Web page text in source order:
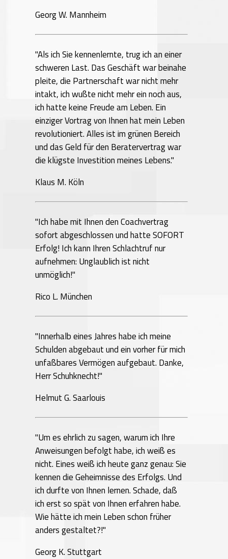
Georg W. Mannheim
"Als ich Sie kennenlernte, trug ich an einer
schweren Last. Das Geschäft war beinahe
pleite, die Partnerschaft war nicht mehr
intakt, ich wußte nicht mehr ein noch aus,
ich hatte keine Freude am Leben. Ein
einziger Vortrag von Ihnen hat mein Leben
revolutioniert. Alles ist im grünen Bereich
und das Geld für den Beratervertrag war
die klügste Investition meines Lebens."
Klaus M. Köln
"Ich habe mit Ihnen den Coachvertrag
sofort abgeschlossen und hatte SOFORT
Erfolg! Ich kann Ihren Schlachtruf nur
aufnehmen: Unglaublich ist nicht
unmöglich!"
Rico L. München
"Innerhalb eines Jahres habe ich meine
Schulden abgebaut und ein vorher für mich
unfaßbares Vermögen aufgebaut. Danke,
Herr Schuhknecht!"
Helmut G. Saarlouis
"Um es ehrlich zu sagen, warum ich Ihre
Anweisungen befolgt habe, ich weiß es
nicht. Eines weiß ich heute ganz genau: Sie
kennen die Geheimnisse des Erfolgs. Und
ich durfte von Ihnen lernen. Schade, daß
ich erst so spät von Ihnen erfahren habe.
Wie hätte ich mein Leben schon früher
anders gestaltet?!"
Georg K. Stuttgart